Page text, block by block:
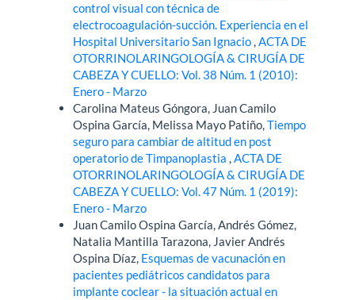
control visual con técnica de
electrocoagulación-succión. Experiencia en el
Hospital Universitario San Ignacio,ACTA DE
OTORRINOLARINGOLOGÍA & CIRUGÍA DE
CABEZA Y CUELLO: Vol. 38 Núm. 1 (2010):
Enero - Marzo
Carolina Mateus Góngora, Juan Camilo
Ospina García, Melissa Mayo Patiño,Tiempo
seguro para cambiar de altitud en post
operatorio de Timpanoplastia,ACTA DE
OTORRINOLARINGOLOGÍA & CIRUGÍA DE
CABEZA Y CUELLO: Vol. 47 Núm. 1 (2019):
Enero - Marzo
Juan Camilo Ospina García, Andrés Gómez,
Natalia Mantilla Tarazona, Javier Andrés
Ospina Díaz, Esquemas de vacunación en
pacientes pediátricos candidatos para
implante coclear - la situación actual en